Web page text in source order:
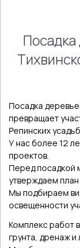
Посадка
Посадка
превращает
Репинских
У нас более 12
проектов.
Перед посадкой
утверждаем
Мы подбираем
освещенности
Комплекс работ
грунта, дренаж и